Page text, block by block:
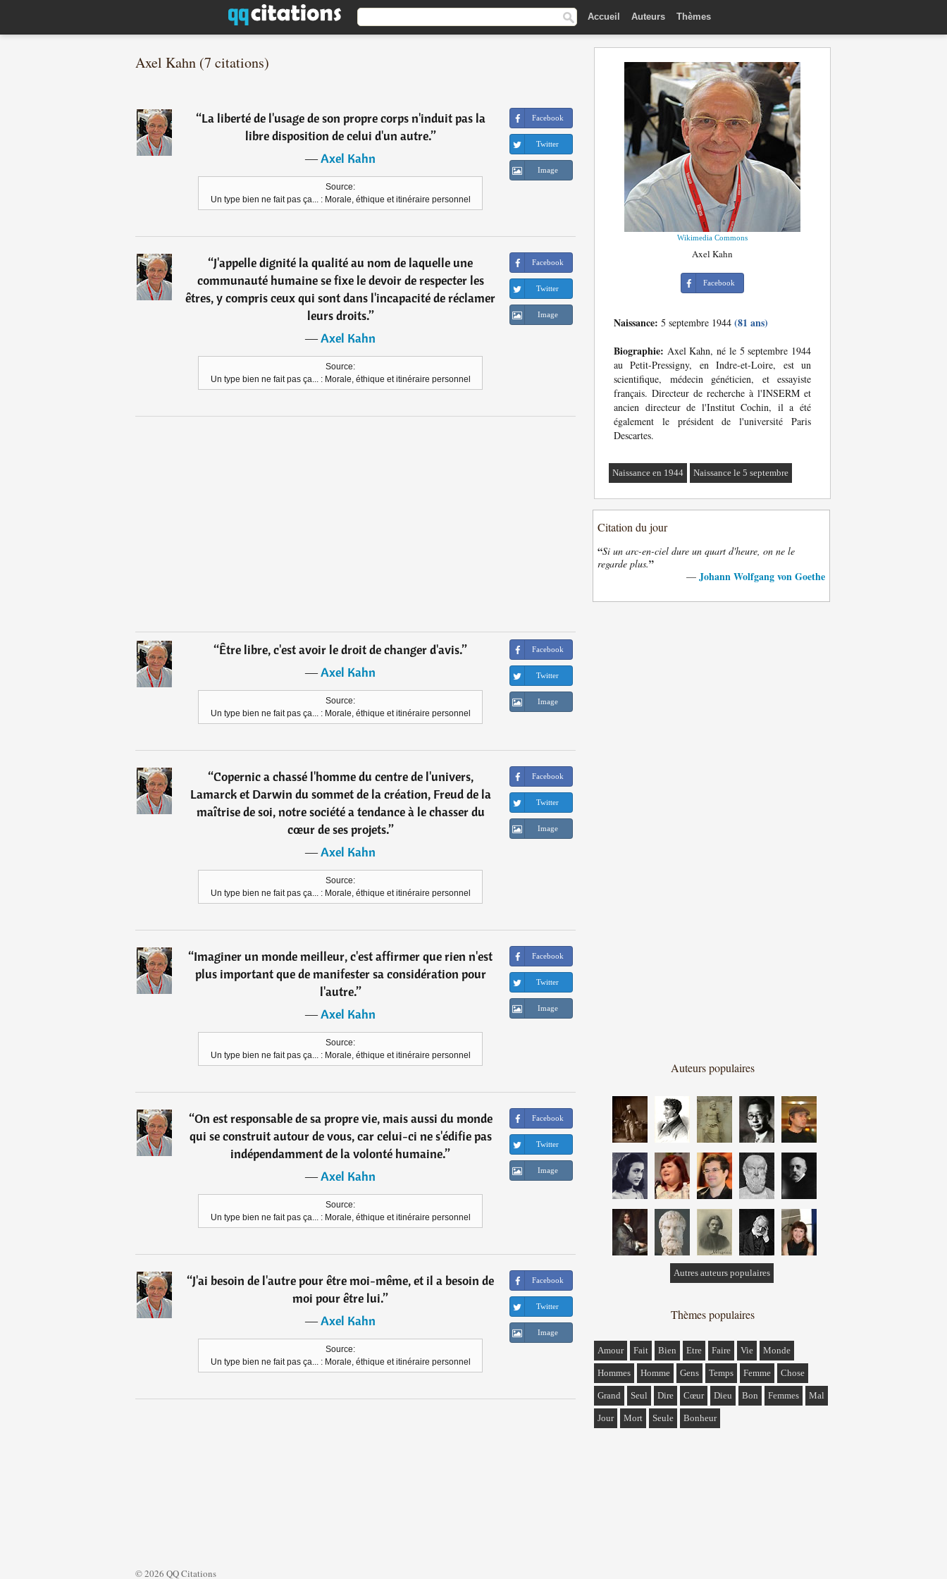
Accueil Auteurs Thèmes
Axel Kahn (7 citations)
“La liberté de l'usage de son propre corps n'induit pas la
libre disposition de celui d'un autre.”
―Axel Kahn
Source:
Un type bien ne fait pas ça... : Morale, éthique et itinéraire personnel
Facebook
Twitter
Image
“J'appelle dignité la qualité au nom de laquelle une
communauté humaine se fixe le devoir de respecter les
êtres, y compris ceux qui sont dans l'incapacité de réclamer
leurs droits.”
―Axel Kahn
Source:
Un type bien ne fait pas ça... : Morale, éthique et itinéraire personnel
Facebook
Twitter
Image
“Être libre, c'est avoir le droit de changer d'avis.”
―Axel Kahn
Source:
Un type bien ne fait pas ça... : Morale, éthique et itinéraire personnel
Facebook
Twitter
Image
“Copernic a chassé l'homme du centre de l'univers,
Lamarck et Darwin du sommet de la création, Freud de la
maîtrise de soi, notre société a tendance à le chasser du
cœur de ses projets.”
―Axel Kahn
Source:
Un type bien ne fait pas ça... : Morale, éthique et itinéraire personnel
Facebook
Twitter
Image
“Imaginer un monde meilleur, c'est affirmer que rien n'est
plus important que de manifester sa considération pour
l'autre.”
―Axel Kahn
Source:
Un type bien ne fait pas ça... : Morale, éthique et itinéraire personnel
Facebook
Twitter
Image
“On est responsable de sa propre vie, mais aussi du monde
qui se construit autour de vous, car celui-ci ne s'édifie pas
indépendamment de la volonté humaine.”
―Axel Kahn
Source:
Un type bien ne fait pas ça... : Morale, éthique et itinéraire personnel
Facebook
Twitter
Image
“J'ai besoin de l'autre pour être moi-même, et il a besoin de
moi pour être lui.”
―Axel Kahn
Source:
Un type bien ne fait pas ça... : Morale, éthique et itinéraire personnel
Facebook
Twitter
Image
Wikimedia Commons
Axel Kahn
Facebook
Naissance: 5 septembre 1944 (81 ans)
Biographie: Axel Kahn, né le 5 septembre 1944
au Petit-Pressigny, en Indre-et-Loire, est un
scientifique, médecin généticien, et essayiste
français. Directeur de recherche à l'INSERM et
ancien directeur de l'Institut Cochin, il a été
également le président de l'université Paris
Descartes.
Naissance en 1944 Naissance le 5 septembre
Citation du jour
“Si un arc-en-ciel dure un quart d'heure, on ne le
regarde plus.”
— Johann Wolfgang von Goethe
Auteurs populaires
Autres auteurs populaires
Thèmes populaires
Amour Fait Bien Etre Faire Vie Monde
Hommes Homme Gens Temps Femme Chose
Grand Seul Dire Cœur Dieu Bon Femmes Mal
Jour Mort Seule Bonheur
© 2026 QQ Citations